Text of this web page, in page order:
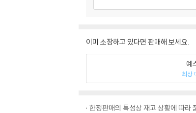
이미 소장하고 있다면 판매해 보세요.
예
최상
한정판매의 특성상 재고 상황에 따라